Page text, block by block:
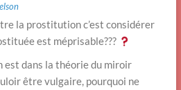
la prostitution c’est considérer
est méprisable???
est dans la théorie du miroir
être vulgaire, pourquoi ne